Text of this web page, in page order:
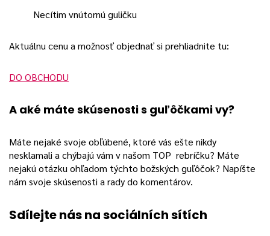
Necítim vnútornú guličku
Aktuálnu cenu a možnosť objednať si prehliadnite tu:
DO OBCHODU
A aké máte skúsenosti s guľôčkami vy?
Máte nejaké svoje obľúbené, ktoré vás ešte nikdy
nesklamali a chýbajú vám v našom TOP rebríčku? Máte
nejakú otázku ohľadom týchto božských guľôčok? Napíšte
nám svoje skúsenosti a rady do komentárov.